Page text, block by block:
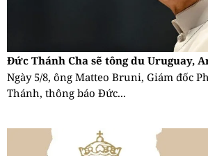
Đức Thánh Cha sẽ tông du Uruguay,
Ngày 5/8, ông Matteo Bruni, Giám đốc
Thánh, thông báo Đức...